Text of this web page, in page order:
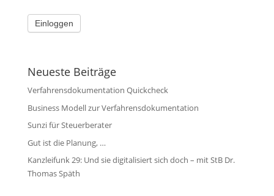
Neueste Beiträge
Verfahrensdokumentation Quickcheck
Business Modell zur Verfahrensdokumentation
Sunzi für Steuerberater
Gut ist die Planung, …
Kanzleifunk 29: Und sie digitalisiert sich doch – mit StB Dr.
Thomas Späth